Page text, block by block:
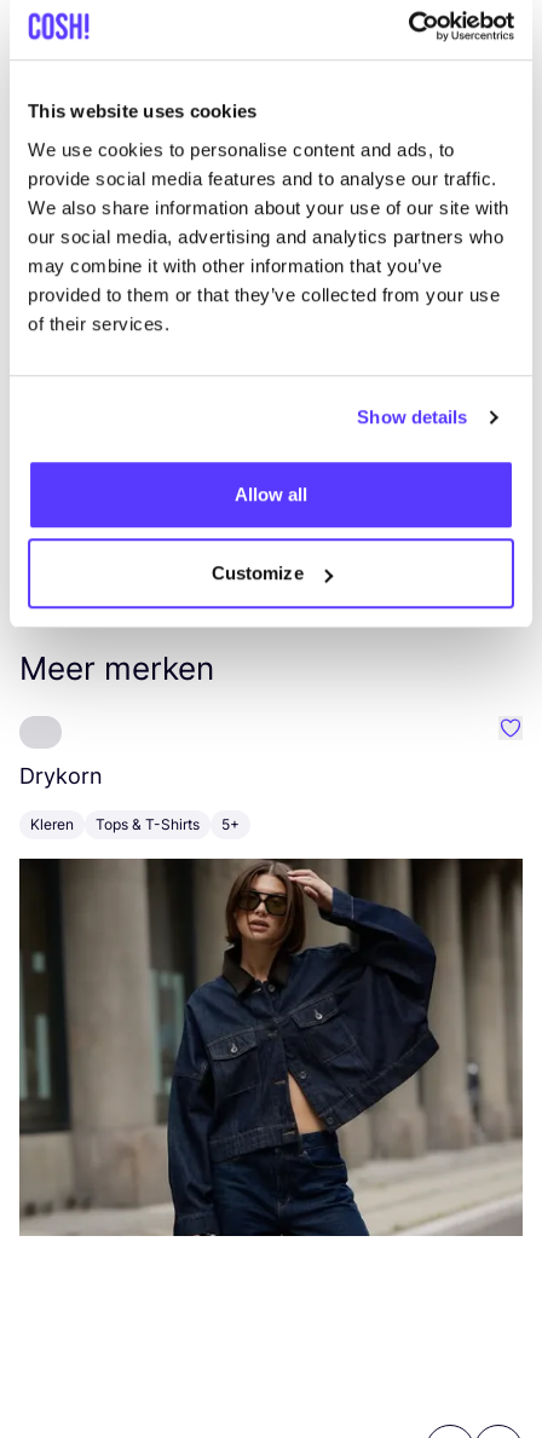
This website uses cookies
We use cookies to personalise content and ads, to
provide social media features and to analyse our traffic.
We also share information about your use of our site with
our social media, advertising and analytics partners who
may combine it with other information that you’ve
provided to them or that they’ve collected from your use
of their services.
Show details
Allow all
Customize
We hebben geen resultaten gevonden voor uw
Toon alle winkels
List Map
Meer merken
Drykorn
Kleren Tops & T-Shirts 5+